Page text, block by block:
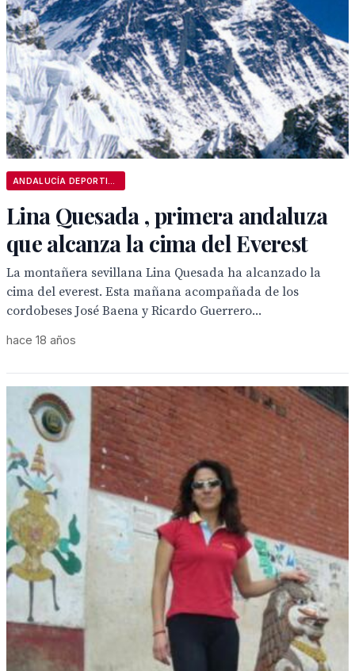
Lina Quesada , primera andaluza
que alcanza la cima del Everest
La montañera sevillana Lina Quesada ha alcanzado la
cima del everest. Esta mañana acompañada de los
cordobeses José Baena y Ricardo Guerrero...
hace 18 años